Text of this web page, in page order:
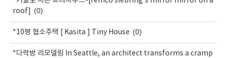
roof]
(0)
*10평 협소주택 [ Kasita ] Tiny House (0)
*다락방 리모델링 In Seattle, an architect transforms a cramp